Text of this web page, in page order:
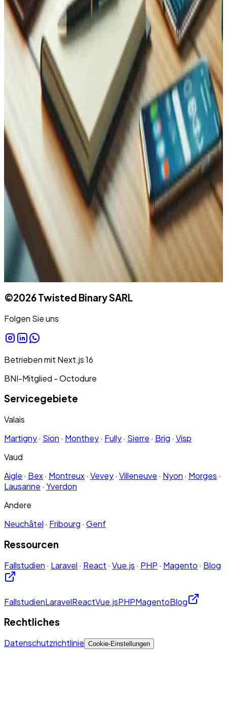
WhatsApp
Name
E-Mail
Telefon
Nachricht
©2026Twisted Binary SARL
Folgen Sie uns
Betrieben mit Next.js16
BNI-Mitglied - Octodure
Servicegebiete
Valais
Martigny· Sion · Monthey· Fully· Sierre · Brig · Visp
Vaud
Aigle · Bex· Montreux· Vevey· Villeneuve · Nyon · Morges ·
Lausanne · Yverdon
Andere
Neuchâtel · Fribourg · Genf
Ressourcen
Fallstudien · Laravel · React · Vue.js · PHP · Magento · Blog
FallstudienLaravelReactVue.jsPHPMagentoBlog
Rechtliches
Datenschutzrichtlinie Cookie-Einstellungen